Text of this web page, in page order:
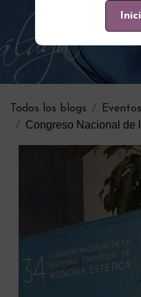
Todos los blogs Eventos
Congreso Nacional de la